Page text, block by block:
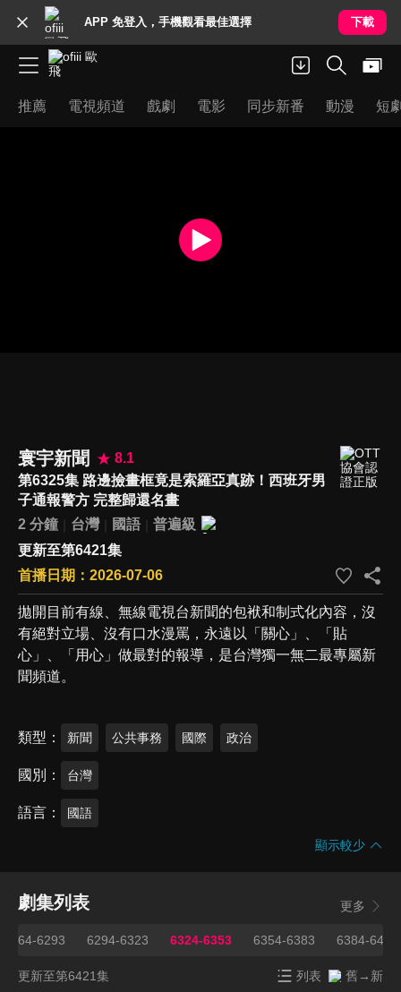
APP 免登入，手機觀看最佳選擇 下載
推薦 電視頻道 戲劇 電影 同步新番 動漫 短
寰宇新聞
8.1
第6325集 路邊撿畫框竟是索羅亞真跡！西班牙男
子通報警方 完整歸還名畫
2 分鐘
台灣 國語
普遍級
更新至第6421集
首播日期：2026-07-06
拋開目前有線、無線電視台新聞的包袱和制式化內容，沒
有絕對立場、沒有口水漫罵，永遠以「關心」、「貼
心」、「用心」做最對的報導，是台灣獨一無二最專屬新
聞頻道。
類型 新聞 公共事務 國際 政治
國別 台灣
語言 國語
顯示較少
劇集列表 更多
6264-6293 6294-6323 6324-6353 6354-6383 6384-6413
更新至第6421集 列表 舊→新